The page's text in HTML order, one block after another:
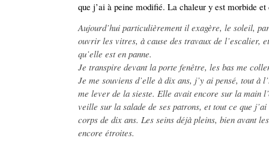
que j’ai à peine modifié. La chaleur y est morbide et
Aujourd’hui particulièrement il exagère, le soleil,
ouvrir les vitres, à cause des travaux de l’escalier,
qu’elle est en panne.
Je transpire devant la porte fenêtre, les bas me
Je me souviens d’elle à dix ans, j’y ai pensé, tout à
me lever de la sieste. Elle avait encore sur la main
veille sur la salade de ses patrons, et tout ce que
corps de dix ans. Les seins déjà pleins, bien avant
encore étroites.